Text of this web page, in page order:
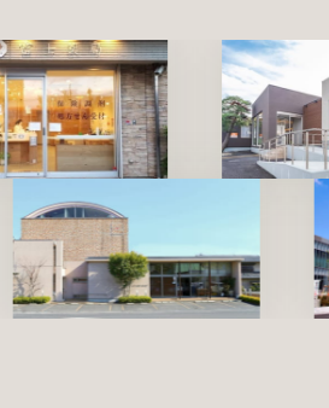
ートナーズセッション
本当に必要な
医療連携と